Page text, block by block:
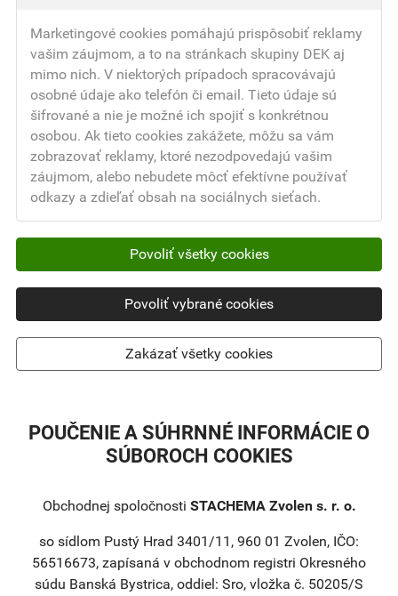
Marketingové cookies pomáhajú prispôsobiť reklamy
vašim záujmom, a to na stránkach skupiny DEK aj
mimo nich. V niektorých prípadoch spracovávajú
osobné údaje ako telefón či email. Tieto údaje sú
šifrované a nie je možné ich spojiť s konkrétnou
osobou. Ak tieto cookies zakážete, môžu sa vám
zobrazovať reklamy, ktoré nezodpovedajú vašim
záujmom, alebo nebudete môcť efektívne používať
odkazy a zdieľať obsah na sociálnych sieťach.
Zakázať všetky cookies
Povoliť vybrané cookies
Povoliť všetky cookies
POUČENIE A SÚHRNNÉ INFORMÁCIE O
SÚBOROCH COOKIES
Obchodnej spoločnosti STACHEMA Zvolen s. r. o.
so sídlom Pustý Hrad 3401/11, 960 01 Zvolen, IČO:
56516673, zapísaná v obchodnom registri Okresného
súdu Banská Bystrica, oddiel: Sro, vložka č. 50205/S